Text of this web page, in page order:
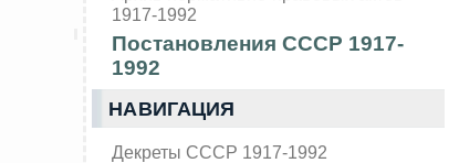
1917-1992
Постановления СССР 1917-
1992
НАВИГАЦИЯ
Декреты СССР 1917-1992